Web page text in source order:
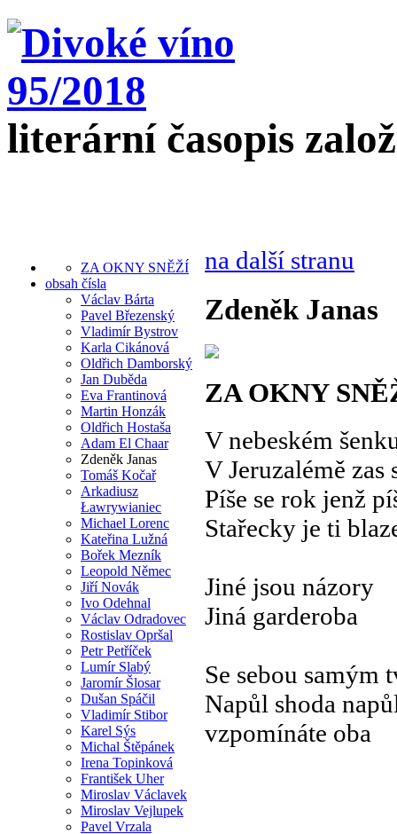
literární časopis
ZA OKNY SNĚŽÍ
obsah čísla
Václav Bárta
Pavel Březenský
Vladimír Bystrov
Karla Cikánová
Oldřich Damborský
Jan Duběda
Eva Frantinová
Martin Honzák
Oldřich Hostaša
Adam El Chaar
Zdeněk Janas
Tomáš Kočař
Arkadiusz
Ławrywianiec
Michael Lorenc
Kateřina Lužná
Bořek Mezník
Leopold Němec
Jiří Novák
Ivo Odehnal
Václav Odradovec
Rostislav Opršal
Petr Petříček
Lumír Slabý
Jaromír Šlosar
Dušan Spáčil
Vladimír Stibor
Karel Sýs
Michal Štěpánek
Irena Topinková
František Uher
Miroslav Václavek
Miroslav Vejlupek
Pavel Vrzala
na další stranu
Zdeněk Janas
ZA OKNY
V nebeském
V Jeruzalémě zas
Píše se rok jenž
Stařecky je ti
Jiné jsou názory
Jiná garderoba
Se sebou samým
Napůl shoda
vzpomínáte oba